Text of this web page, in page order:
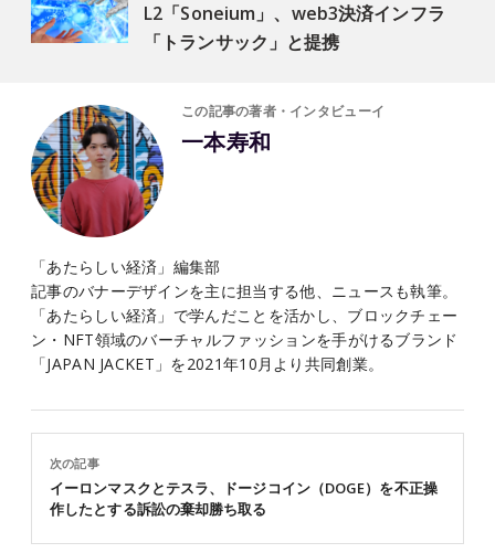
L2「Soneium」、web3決済インフラ
「トランサック」と提携
この記事の著者・インタビューイ
一本寿和
「あたらしい経済」編集部
記事のバナーデザインを主に担当する他、ニュースも執筆。
「あたらしい経済」で学んだことを活かし、ブロックチェー
ン・NFT領域のバーチャルファッションを手がけるブランド
「JAPAN JACKET」を2021年10月より共同創業。
次の記事
イーロンマスクとテスラ、ドージコイン（DOGE）を不正操
作したとする訴訟の棄却勝ち取る